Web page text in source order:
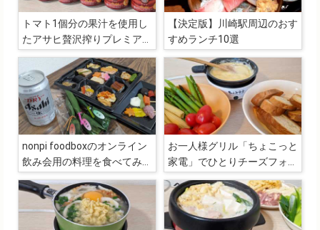
トマト1個分の果汁を使用し
たアサヒ贅沢搾りプレミアム
トマトが美味すぎる
【決定版】川崎駅周辺のおす
すめランチ10選
nonpi foodboxのオンライン
飲み会用の料理を食べてみま
した
お一人様グリル「ちょこっと
家電」でひとりチーズフォン
デュ